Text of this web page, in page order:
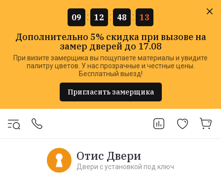
09 12 48 13
Дополнительно 5% скидка при вызове на
замер дверей до 17.08
При визите замерщика вы пощупаете материалы и увидите
палитру цветов. У нас прозрачные и честные цены.
Бесплатный выезд!
Пригласить замерщика
Отис Двери
Двери с установкой под ключ